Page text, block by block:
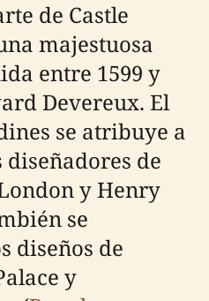
de Castle
majestuosa
entre 1599 y
Devereux. El
se atribuye a
de
y Henry
se
diseños de
y